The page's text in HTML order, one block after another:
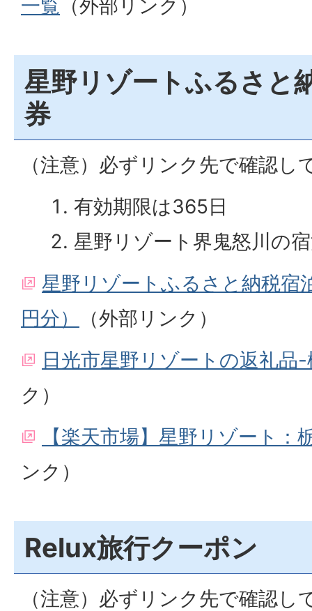
一覧 （外部リンク）
星野リゾートふるさと
券
（注意）必ずリンク先で確認し
有効期限は365日
星野リゾート界鬼怒川の
星野リゾートふるさと納税
円分）
（外部リンク）
日光市星野リゾートの返礼品
ク）
【楽天市場】星野リゾート：
ンク）
Relux旅行クーポン
（注意）必ずリンク先で確認し